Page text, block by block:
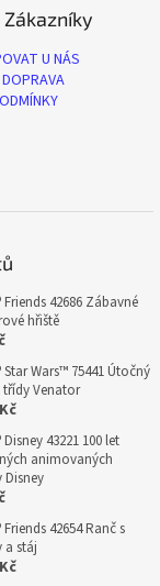
U NÁS
Friends 42686 Zábavné
hřiště
Star Wars™ 75441 Útočný
Venator
Disney 43221 100 let
animovaných
Friends 42654 Ranč s
a stáj